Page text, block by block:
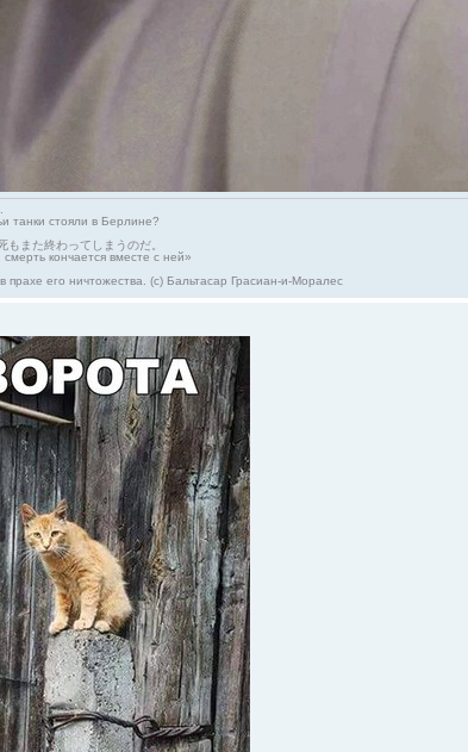
танки стояли в Берлине?
また終わってしまうのだ。
кончается вместе с ней»
прахе его ничтожества. (с) Бальтасар Грасиан-и-Моралес